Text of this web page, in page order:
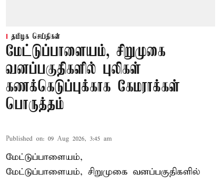
தமிழக செய்திகள்
மேட்டுப்பாளையம், சிறுமுகை
வனப்பகுதிகளில் புலிகள்
கணக்கெடுப்புக்காக கேமராக்கள்
பொருத்தம்
Published on: 09 Aug 2026, 3:45 am
மேட்டுப்பாளையம்,
மேட்டுப்பாளையம், சிறுமுகை வனப்பகுதிகளில்